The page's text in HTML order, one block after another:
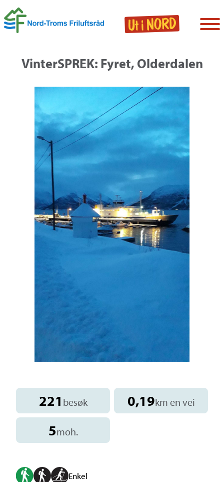
VinterSPREK: Fyret, Olderdalen
221 besøk 0,19km en vei
5moh.
Enkel